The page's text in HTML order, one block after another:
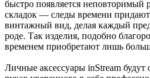
быстро появляется неповторимый
складок — следы времени
винтажный вид, делая каждый
роде. Так изделия, подобно
временем приобретают лишь
Личные аксессуары inStream будут